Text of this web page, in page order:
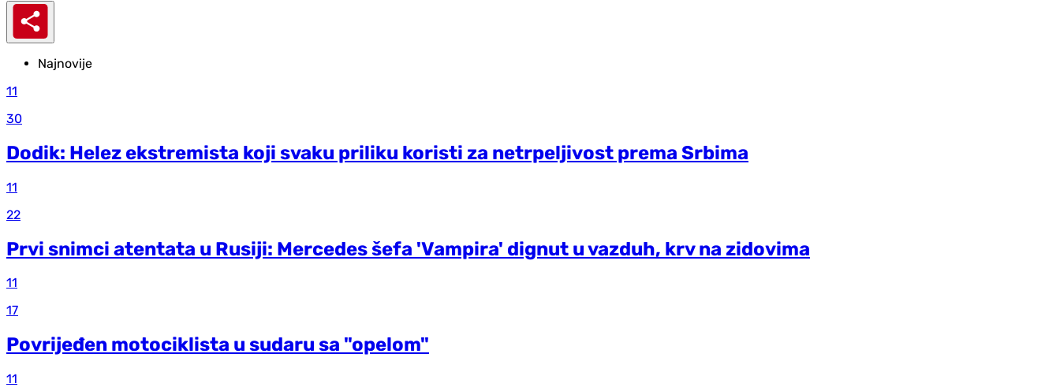
Najnovije
11
30
Dodik: Helez ekstremista koji svaku priliku koristi za netrpeljivost prema Srbima
11
22
Prvi snimci atentata u Rusiji: Mercedes šefa 'Vampira' dignut u vazduh, krv na zidovima
11
17
Povrijeđen motociklista u sudaru sa "opelom"
11